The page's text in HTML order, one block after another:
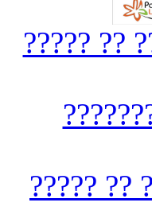
????? ??
????? ??